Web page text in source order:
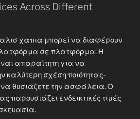
Across Different
χαπια μπορεί να διαφέρουν
σε πλατφόρμα. Η
απαραίτητη για να
καλύτερη σχέση ποιότητας-
να θυσιάζετε την ασφάλεια. Ο
παρουσιάζει ενδεικτικές τιμές